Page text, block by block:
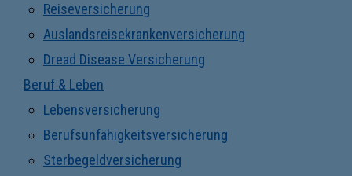
Reiseversicherung
Auslandsreisekrankenversicherung
Dread Disease Versicherung
Beruf & Leben
Lebensversicherung
Berufsunfähigkeitsversicherung
Sterbegeldversicherung